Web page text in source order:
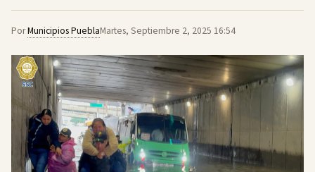
PorMunicipios PueblaMartes, Septiembre 2, 2025 16:54